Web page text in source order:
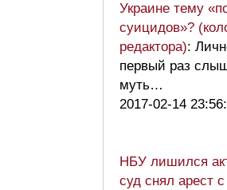
Украине тему
суицидов»?
редактора):
первый раз
муть…
2017-02-14
НБУ лишился
суд снял арест